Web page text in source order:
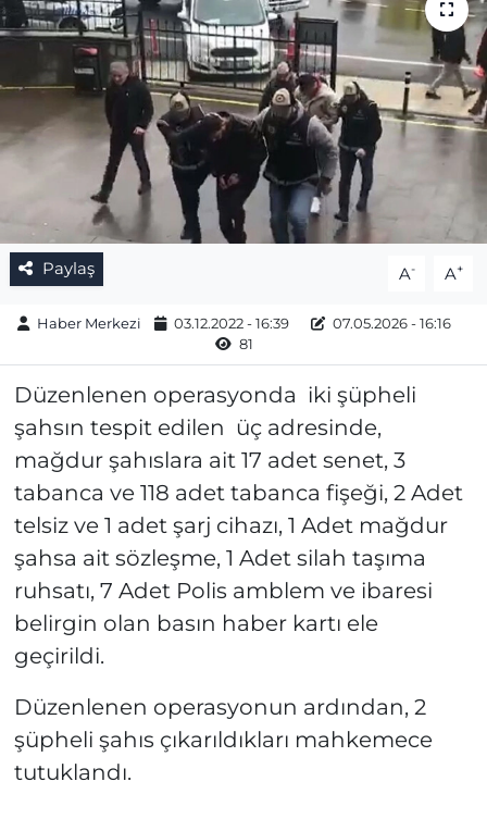
Paylaş A- A+
Haber Merkezi 03.12.2022 - 16:39
07.05.2026 - 16:16
81
Düzenlenen operasyonda iki şüpheli
şahsın tespit edilen üç adresinde,
mağdur şahıslara ait 17 adet senet, 3
tabanca ve 118 adet tabanca fişeği, 2 Adet
telsiz ve 1 adet şarj cihazı, 1 Adet mağdur
şahsa ait sözleşme, 1 Adet silah taşıma
ruhsatı, 7 Adet Polis amblem ve ibaresi
belirgin olan basın haber kartı ele
geçirildi.
Düzenlenen operasyonun ardından, 2
şüpheli şahıs çıkarıldıkları mahkemece
tutuklandı.
Künye
Topluluk Kuralları
Yayın İlkeleri